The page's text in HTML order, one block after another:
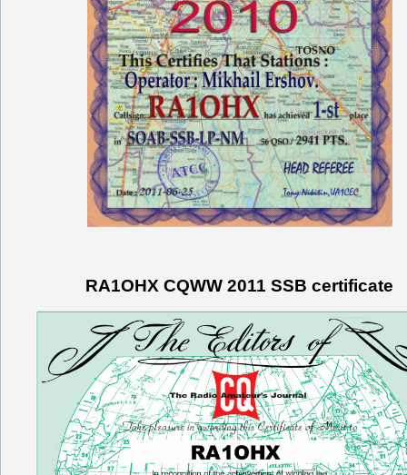
RA1OHX CQWW 2011 SSB certificate